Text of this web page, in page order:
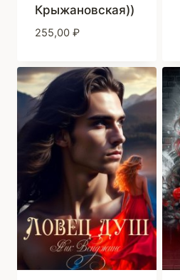
Крыжановская))
255,00 ₽